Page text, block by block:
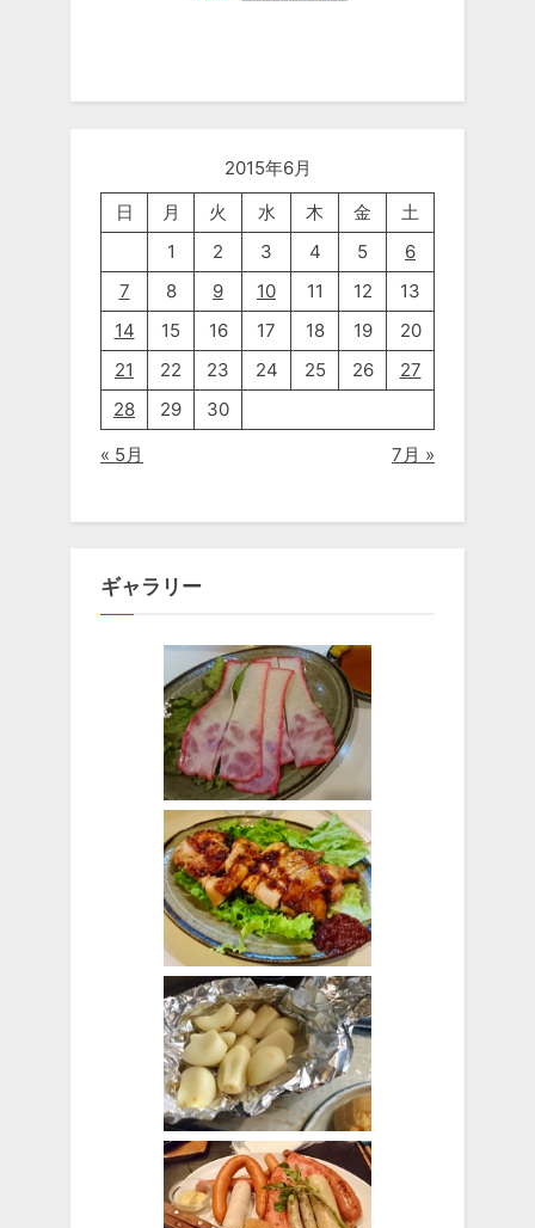
2015年6月
日
月 火 水 木 金
土
1
2 3 4 5
6
7
8 9 10 11 12
13
14
15 16 17 18 19
20
21
22 23 24 25 26
27
28
29
30
« 5月
7月 »
ギャラリー